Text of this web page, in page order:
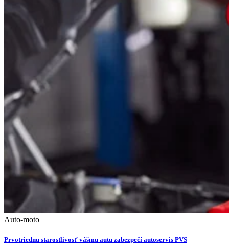
Auto-moto
Prvotriednu starostlivosť vášmu autu zabezpečí autoservis PVS